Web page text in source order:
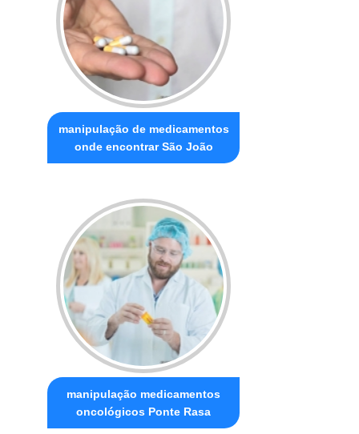
manipulação de medicamentos
onde encontrar São João
manipulação medicamentos
oncológicos Ponte Rasa